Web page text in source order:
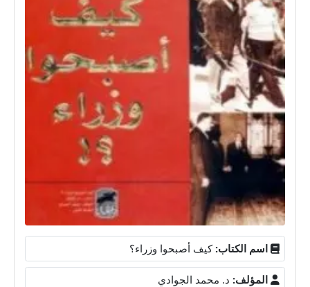
اسم الكتاب: كيف أصبحوا وزراء؟
المؤلف: د. محمد الجوادي